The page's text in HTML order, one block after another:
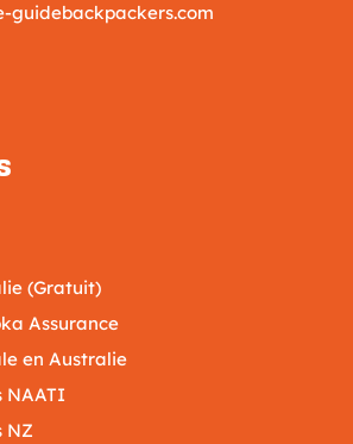
guidebackpackers.com
(Gratuit)
Assurance
en Australie
NAATI
NZ